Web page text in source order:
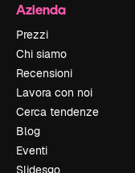
Azienda
Prezzi
Chi siamo
Recensioni
Lavora con noi
Cerca tendenze
Blog
Eventi
Slidesgo